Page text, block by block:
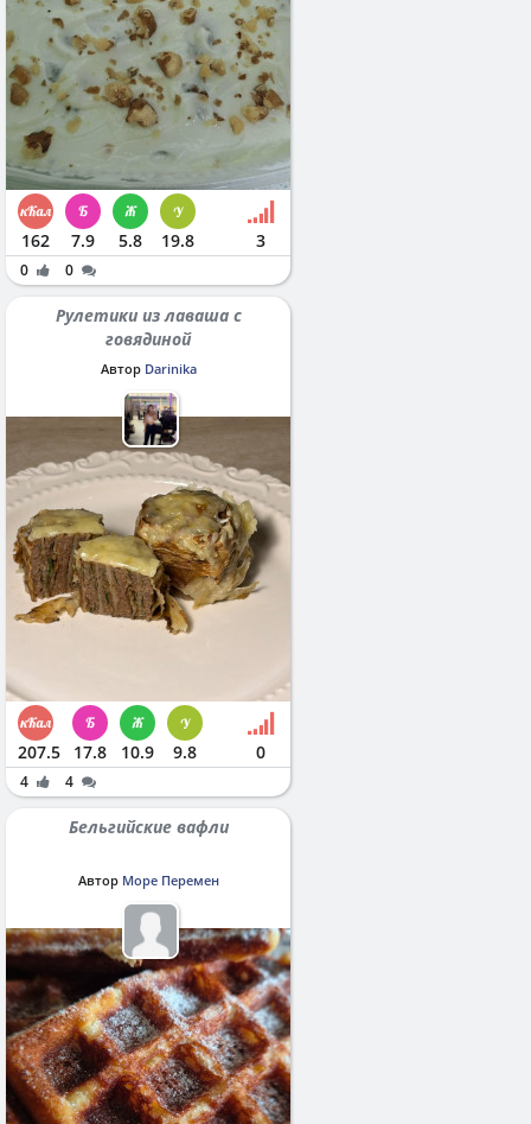
162 7.9 5.8 19.8 3
0 0
Рулетики из лаваша с
говядиной
Автор Darinika
207.5 17.8 10.9 9.8 0
4 4
Бельгийские вафли
Автор Море Перемен